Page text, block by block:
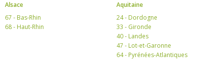
Alsace
67 - Bas-Rhin
68 - Haut-Rhin
Aquitaine
24 - Dordogne
33 - Gironde
40 - Landes
47 - Lot-et-Garonne
64 - Pyrénées-Atlantiques